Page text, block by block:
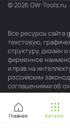
Главная Каталог
© 2026 GW-Tools.ru
Все ресурсы сайта
текстовую,
структуру, дизайн
фирменное
и прав на
российским
соглашениями об